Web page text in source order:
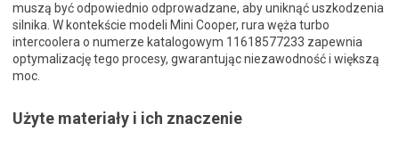
muszą być odpowiednio odprowadzane, aby uniknąć uszkodzenia
silnika. W kontekście modeli Mini Cooper, rura węża turbo
intercoolera o numerze katalogowym 11618577233 zapewnia
optymalizację tego procesy, gwarantując niezawodność i większą
moc.
Użyte materiały i ich znaczenie